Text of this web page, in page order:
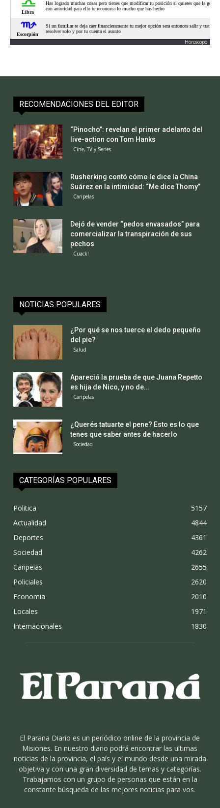
Horoscopo
RECOMENDACIONES DEL EDITOR
“Pinocho”: revelan el primer adelanto del
live-action con Tom Hanks
Cine, TV y Series
Rusherking contó cómo le dice la China
Suárez en la intimidad: “Me dice Thomy”
Caripelas
Dejó de vender “pedos envasados” para
comercializar la transpiración de sus
pechos
Cuack!
NOTICIAS POPULARES
¿Por qué se nos tuerce el dedo pequeño
del pie?
Salud
Apareció la prueba de que Juana Repetto
es hija de Nico, y no de...
Caripelas
¿Querés tatuarte el pene? Esto es lo que
tenes que saber antes de hacerlo
Sociedad
CATEGORÍAS POPULARES
Politica
5157
Actualidad
4844
Deportes
4361
Sociedad
4262
Caripelas
2655
Policiales
2620
Economia
2010
Locales
1971
Internacionales
1830
El Parana Diario es un periódico online de la provincia de
Misiones. En nuestro diario podrá encontrar las ultimas
noticias de la provincia, el país y el mundo desde una mirada
objetiva y con una gran diversidad de temas y categorías.
Trabajamos con un grupo de personas que están en la
constante búsqueda de las mejores noticias para vos.